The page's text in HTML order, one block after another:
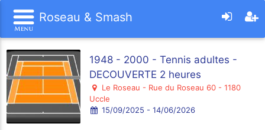
Roseau & Smash
1948 - 2000 - Tennis adultes -
DECOUVERTE 2 heures
Le Roseau - Rue du Roseau 60 - 1180
Uccle
15/09/2025 - 14/06/2026